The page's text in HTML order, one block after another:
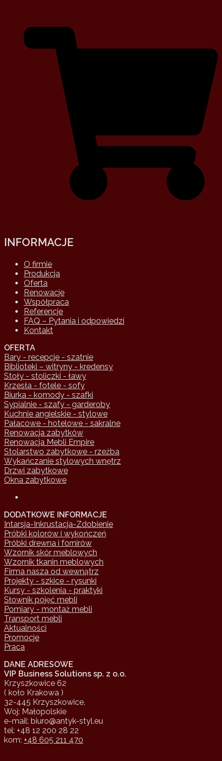
INFORMACJE
O firmie
Produkcja
Oferta
Renowacje
Współpraca
Referencje
FAQ – Pytania i odpowiedzi
Kontakt
OFERTA
Bary - recepcje - szatnie
Biblioteki – witryny - kredensy
Stoły - stoliczki - ławy
Krzesła - fotele - sofy
Biurka - komody - szafki
Sypialnie - szafy - garderoby
Kuchnie angielskie - stylowe
Pałacowe - hotelowe - sakralne
Renowacja zabytków
Renowacja Mebli Empire
Stolarstwo zabytkowe - rzeżba
Wykańczanie stylowych wnętrz
Drzwi zabytkowe
Okna zabytkowe
DODATKOWE INFORMACJE
Intarsja-Inkrustacja-Zdobienie
Próbki kolorów i wykończeń
Próbki drewna i fornirów
Wzornik skór meblowych
Wzornik tkanin meblowych
Firma nasza od wewnątrz
Projekty - szkice - rysunki
Kursy - szkolenia - praktyki
Słownik pojęć mebli
Pomiary - montaż mebli
Transport mebli
Aktualności
Promocje
Praca
DANE ADRESOWE
VIP Business Solutions sp. z o.o.
Krzyszkowice 62
( koło Krakowa )
32-445 Krzyszkowice,
Woj: Małopolskie
e-mail: biuro@antyk-styl.eu
tel: +48 12 200 28 22
kom: +48 605 211 470